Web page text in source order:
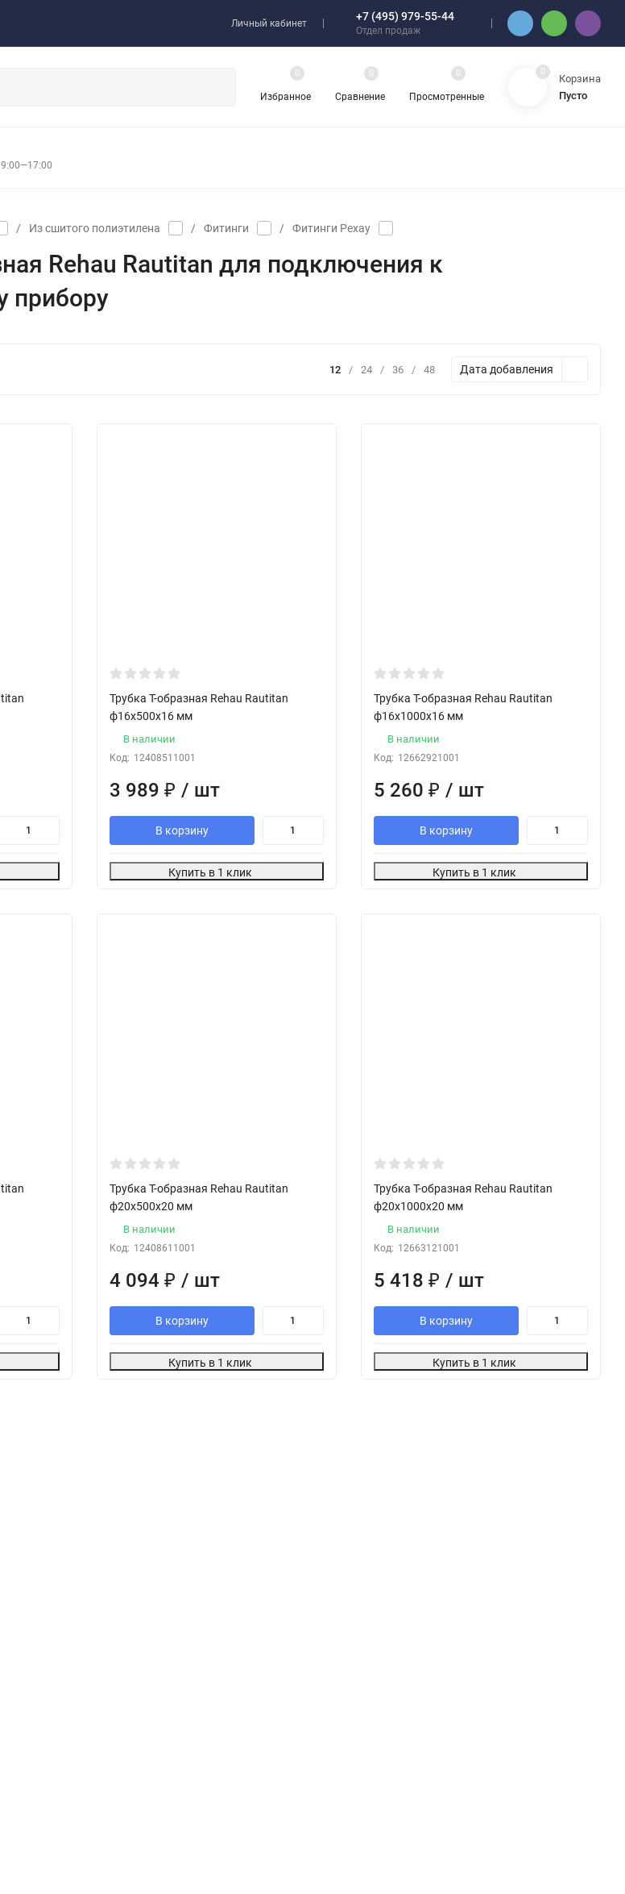
Личный кабинет
+7 (495) 979-55-44
Отдел продаж
Избранное
0
Сравнение
0
Просмотренные
0 0
Корзина
Пусто
/ Из сшитого полиэтилена / Фитинги / Фитинги Pexay
Rehau Rautitan для подключения к
прибору
12 / 24 / 36 / 48 Дата добавления
Трубка Т-образная Rehau Rautitan
ф16х500х16 мм
В наличии
Код: 12408511001
3 989 ₽ / шт
В корзину
Купить в 1 клик
Трубка Т-образная Rehau Rautitan
ф16х1000х16 мм
В наличии
Код: 12662921001
5 260 ₽ / шт
В корзину
Купить в 1 клик
Трубка Т-образная Rehau Rautitan
ф20х500х20 мм
В наличии
Код: 12408611001
4 094 ₽ / шт
В корзину
Купить в 1 клик
Трубка Т-образная Rehau Rautitan
ф20х1000х20 мм
В наличии
Код: 12663121001
5 418 ₽ / шт
В корзину
Купить в 1 клик